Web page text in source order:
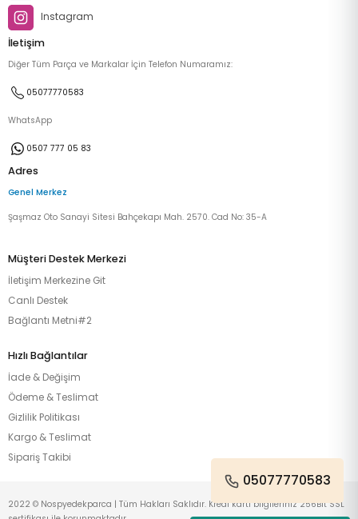
Instagram
İletişim
Diğer Tüm Parça ve Markalar İçin Telefon Numaramız:
05077770583
WhatsApp
0507 777 05 83
Adres
Genel Merkez
Şaşmaz Oto Sanayi Sitesi Bahçekapı Mah. 2570. Cad No: 35-A
Müşteri Destek Merkezi
İletişim Merkezine Git
Canlı Destek
Bağlantı Metni#2
Hızlı Bağlantılar
İade & Değişim
Ödeme & Teslimat
Gizlilik Politikası
Kargo & Teslimat
Sipariş Takibi
05077770583
2022 © Nospyedekparca | Tüm Hakları Saklıdır. Kredi kartı bilgileriniz 256Bit SSL